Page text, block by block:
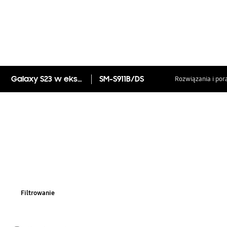
Galaxy S23 w ekskluzywnym kolorze tylko w Sklepie Samsung SM-S911B/DS Rozwiązania i
Filtrowanie